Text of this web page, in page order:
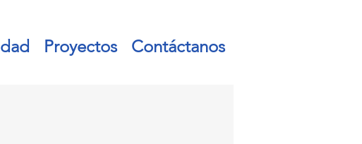
Proyectos Contáctanos